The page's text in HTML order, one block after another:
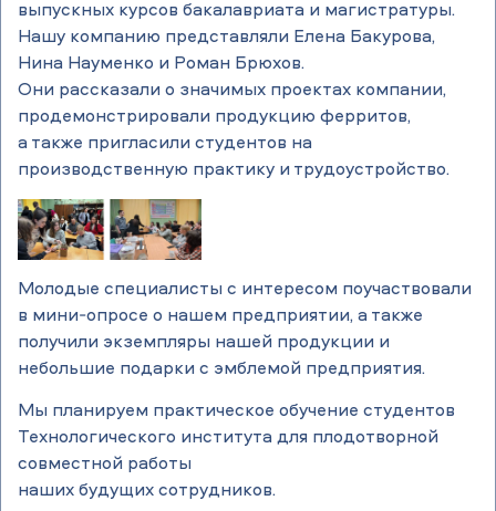
выпускных курсов бакалавриата и магистратуры.
Нашу компанию представляли Елена Бакурова,
Нина Науменко и Роман Брюхов.
Они рассказали о значимых проектах компании,
продемонстрировали продукцию ферритов,
а также пригласили студентов на
производственную практику и трудоустройство.
Молодые специалисты с интересом поучаствовали
в мини-опросе о нашем предприятии, а также
получили экземпляры нашей продукции и
небольшие подарки с эмблемой предприятия.
Мы планируем практическое обучение студентов
Технологического института для плодотворной
совместной работы
наших будущих сотрудников.